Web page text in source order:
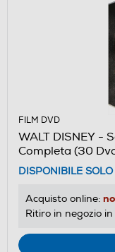
FILM DVD
WALT DISNEY -
Completa (30
DISPONIBILE
Acquisto online:
Ritiro in negozio